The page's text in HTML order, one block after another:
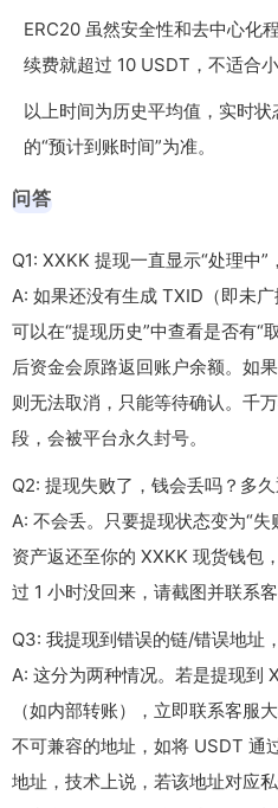
ERC20 虽然安全性和去中心化
续费就超过 10 USDT，不适合小
以上时间为历史平均值，实时
的“预计到账时间”为准。
问答
Q1: XXKK 提现一直显示“处理中
A: 如果还没有生成 TXID（即未
可以在“提现历史”中查看是否有“
后资金会原路返回账户余额。如
则无法取消，只能等待确认。千
段，会被平台永久封号。
Q2: 提现失败了，钱会丢吗？多久
A: 不会丢。只要提现状态变为“失
资产返还至你的 XXKK 现货钱包
过 1 小时没回来，请截图并联系
Q3: 我提现到错误的链/错误地址
A: 这分为两种情况。若是提现到
（如内部转账），立即联系客服
不可兼容的地址，如将 USDT 通
地址，技术上说，若该地址对应